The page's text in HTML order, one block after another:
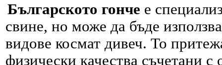
Българското гонче е
свине, но може да бъде
видове космат дивеч. То
физически качества съчетани